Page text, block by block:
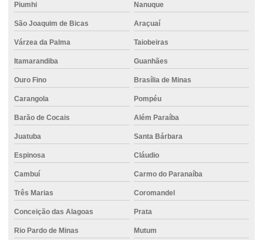
Concreto com controle técnico
Concreto convencional
Concreto em divinopolis
Concreto dosado
Concreto dosado em central
Concreto para estaca hélice contínua
Concreto para estruturas pré-moldadas
Concreto com fibra
Concreto com fibra de polipropileno
Piumhi Nanuque
São Joaquim de Bicas Araçuaí
Várzea da Palma Taiobeiras
Itamarandiba Guanhães
Ouro Fino Brasília de Minas
Carangola Pompéu
Barão de Cocais Além Paraíba
Juatuba Santa Bárbara
Espinosa Cláudio
Cambuí Carmo do Paranaíba
Três Marias Coromandel
Conceição das Alagoas Prata
Rio Pardo de Minas Mutum